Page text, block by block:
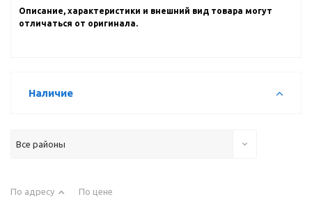
Описание, характеристики и внешний вид товара могут
отличаться от оригинала.
Наличие
Все районы
По адресу По цене